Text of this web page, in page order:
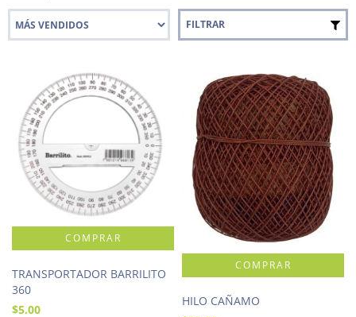
FILTRAR
TRANSPORTADOR BARRILITO
360
$5.00
HILO CAÑAMO